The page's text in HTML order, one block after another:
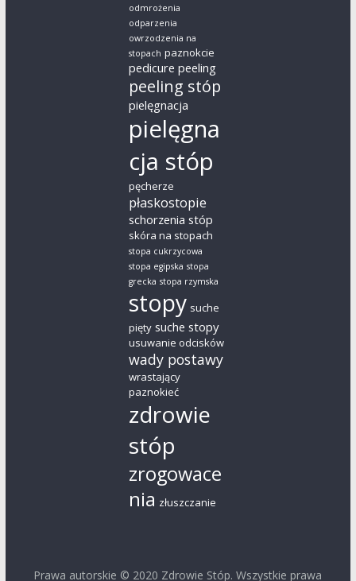
odmrożenia
odparzenia
owrzodzenia na
stopach paznokcie
pedicure peeling
peeling stóp
pielęgnacja
pielęgna
cja stóp
pęcherze
płaskostopie
schorzenia stóp
skóra na stopach
stopa cukrzycowa
stopa egipska stopa
grecka stopa rzymska
stopy suche
pięty suche stopy
usuwanie odcisków
wady postawy
wrastający
paznokieć
zdrowie
stóp
zrogowace
nia złuszczanie
Prawa autorskie © 2020 Zdrowie Stóp. Wszystkie prawa